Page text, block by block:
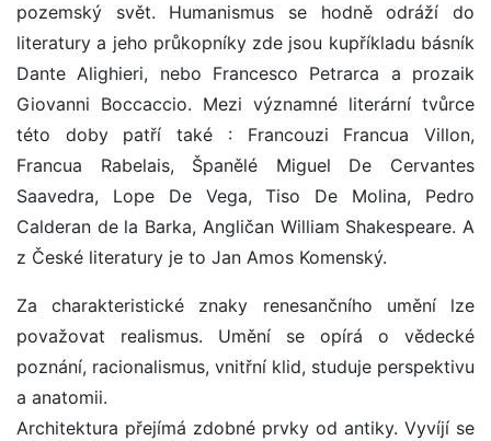
pozemský svět. Humanismus se hodně odráží do
literatury a jeho průkopníky zde jsou kupříkladu básník
Dante Alighieri, nebo Francesco Petrarca a prozaik
Giovanni Boccaccio. Mezi významné literární tvůrce
této doby patří také : Francouzi Francua Villon,
Francua Rabelais, Španělé Miguel De Cervantes
Saavedra, Lope De Vega, Tiso De Molina, Pedro
Calderan de la Barka, Angličan William Shakespeare. A
z České literatury je to Jan Amos Komenský.
Za charakteristické znaky renesančního umění lze
považovat realismus. Umění se opírá o vědecké
poznání, racionalismus, vnitřní klid, studuje perspektivu
a anatomii.
Architektura přejímá zdobné prvky od antiky. Vyvíjí se